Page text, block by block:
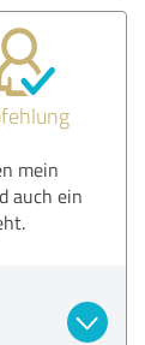
mein
auch ein